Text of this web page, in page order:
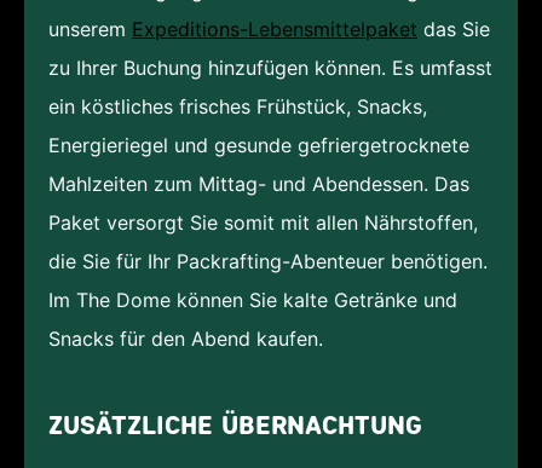
unserem Expeditions-Lebensmittelpaket das Sie
zu Ihrer Buchung hinzufügen können. Es umfasst
ein köstliches frisches Frühstück, Snacks,
Energieriegel und gesunde gefriergetrocknete
Mahlzeiten zum Mittag- und Abendessen. Das
Paket versorgt Sie somit mit allen Nährstoffen,
die Sie für Ihr Packrafting-Abenteuer benötigen.
Im The Dome können Sie kalte Getränke und
Snacks für den Abend kaufen.
ZUSÄTZLICHE ÜBERNACHTUNG